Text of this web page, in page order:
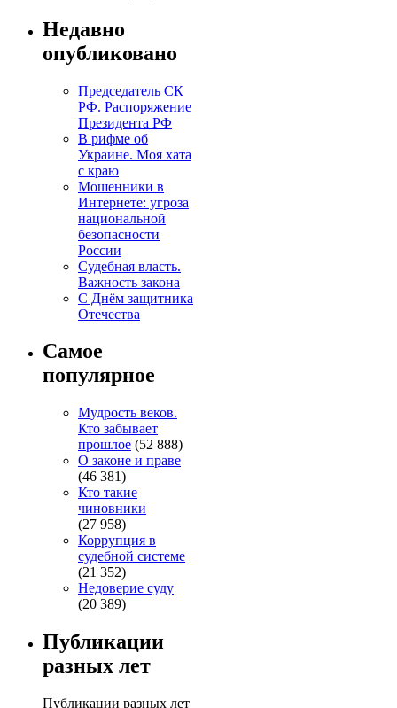
Недавно
опубликовано
Председатель СК
РФ. Распоряжение
Президента РФ
В рифме об
Украине. Моя хата
с краю
Мошенники в
Интернете: угроза
национальной
безопасности
России
Судебная власть.
Важность закона
С Днём защитника
Отечества
Самое
популярное
Мудрость веков.
Кто забывает
прошлое (52 888)
О законе и праве
(46 381)
Кто такие
чиновники
(27 958)
Коррупция в
судебной системе
(21 352)
Недоверие суду
(20 389)
Публикации
разных лет
Публикации разных лет